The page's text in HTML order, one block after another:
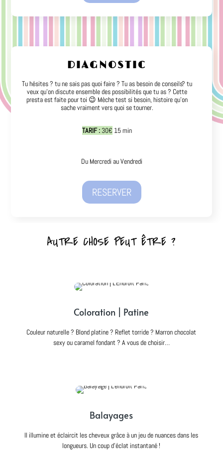
DIAGNOSTIC
Tu hésites ? tu ne sais pas quoi faire ? Tu as besoin de conseils? tu
veux qu’on discute ensemble des possibilités que tu as ? Cette
presta est faite pour toi 😉 Mèche test si besoin, histoire qu’on
sache vraiment vers quoi se tourner.
TARIF : 30€ 15 min
Du Mercredi au Vendredi
RESERVER
AUTRE CHOSE PEUT ÊTRE ?
Coloration | Patine
Couleur naturelle ? Blond platine ? Reflet torride ? Marron chocolat
sexy ou caramel fondant ? A vous de choisir…
Balayages
Il illumine et éclaircit les cheveux grâce à un jeu de nuances dans les
longueurs. Un coup d’éclat instantané !